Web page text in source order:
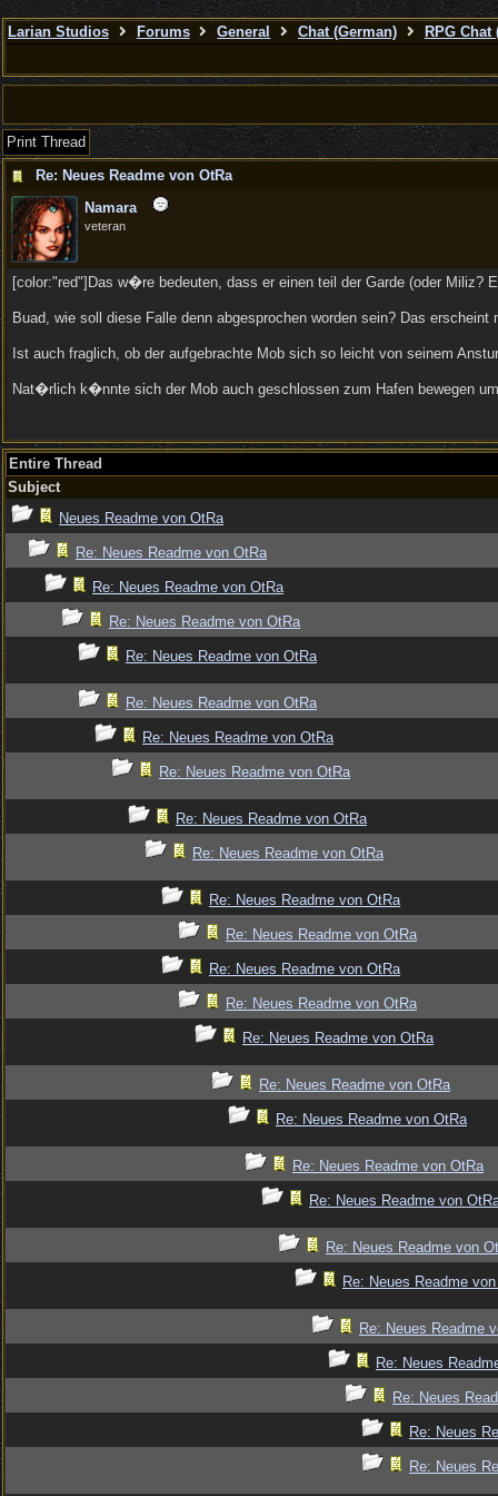
Larian Studios Forums General Chat (German) RPG Chat
Print Thread
Re: Neues Readme von OtRa
Namara
veteran
[color:"red"]Das w�re bedeuten, dass er einen teil der Garde (oder
Buad, wie soll diese Falle denn abgesprochen worden sein? Das
Ist auch fraglich, ob der aufgebrachte Mob sich so leicht von seinem
Nat�rlich k�nnte sich der Mob auch geschlossen zum Hafen bewegen
Entire Thread
Subject
Neues Readme von OtRa
Re: Neues Readme von OtRa
Re: Neues Readme von OtRa
Re: Neues Readme von OtRa
Re: Neues Readme von OtRa
Re: Neues Readme von OtRa
Re: Neues Readme von OtRa
Re: Neues Readme von OtRa
Re: Neues Readme von OtRa
Re: Neues Readme von OtRa
Re: Neues Readme von OtRa
Re: Neues Readme von OtRa
Re: Neues Readme von OtRa
Re: Neues Readme von OtRa
Re: Neues Readme von OtRa
Re: Neues Readme von OtRa
Re: Neues Readme von OtRa
Re: Neues Readme von OtRa
Re: Neues Readme von
Re: Neues Readme von
Re: Neues Readme
Re: Neues Readme
Re: Neues
Re: Neues
Re: Neues
Re: Neues